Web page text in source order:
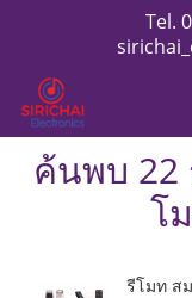
Tel.
ค้นพบ 22
โ
รีโมท ส